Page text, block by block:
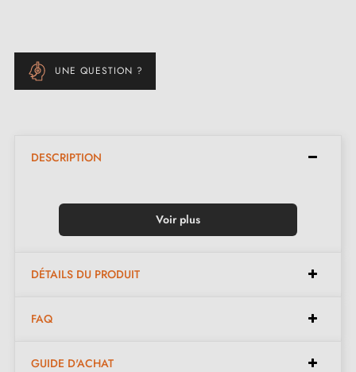
UNE QUESTION ?
DESCRIPTION
Voir plus
DÉTAILS DU PRODUIT
FAQ
GUIDE D'ACHAT